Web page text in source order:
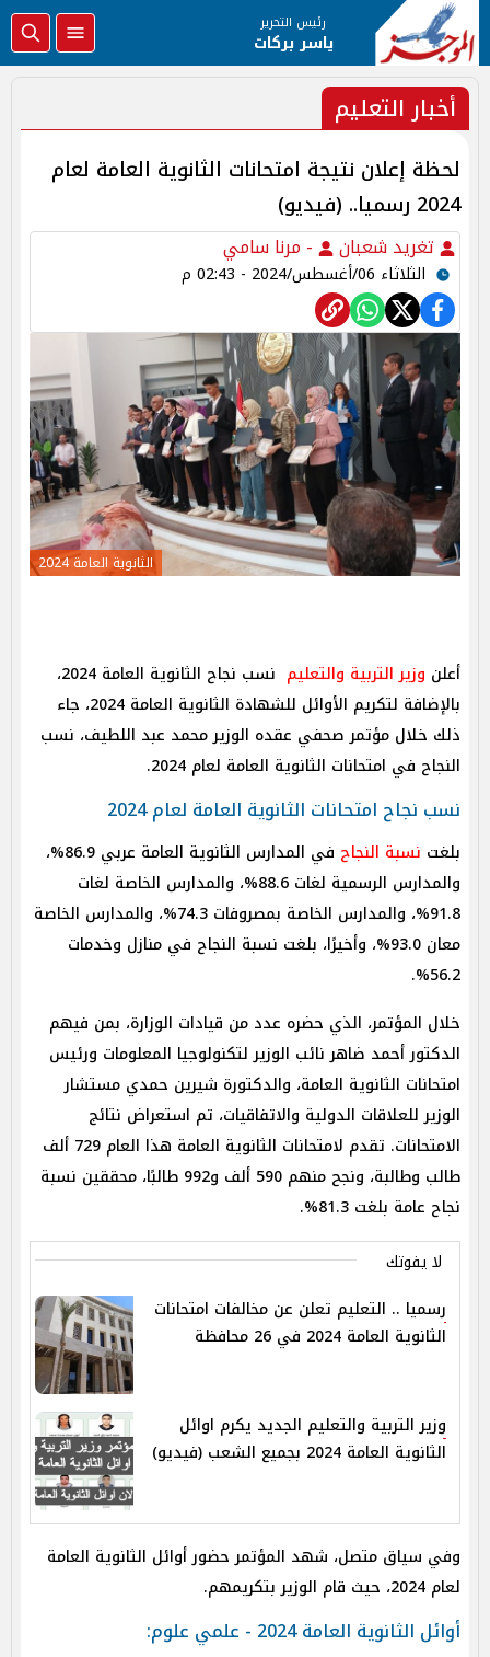
رئيس التحرير
ياسر بركات
أخبار التعليم
لحظة إعلان نتيجة امتحانات الثانوية العامة لعام
2024 رسميا.. (فيديو)
تغريد شعبان - مرنا سامي
الثلاثاء 06/أغسطس/2024 - 02:43 م
الثانوية العامة 2024
أعلن وزير التربية والتعليم
نسب نجاح الثانوية العامة 2024،
بالإضافة لتكريم الأوائل للشهادة الثانوية العامة 2024، جاء
ذلك خلال مؤتمر صحفي عقده الوزير محمد عبد اللطيف، نسب
النجاح في امتحانات الثانوية العامة لعام 2024.
نسب نجاح امتحانات الثانوية العامة لعام 2024
بلغت نسبة النجاح
في المدارس الثانوية العامة عربي 86.9%،
والمدارس الرسمية لغات 88.6%، والمدارس الخاصة لغات
91.8%، والمدارس الخاصة بمصروفات 74.3%، والمدارس الخاصة
معان 93.0%، وأخيرًا، بلغت نسبة النجاح في منازل وخدمات
56.2%.
خلال المؤتمر، الذي حضره عدد من قيادات الوزارة، بمن فيهم
الدكتور أحمد ضاهر نائب الوزير لتكنولوجيا المعلومات ورئيس
امتحانات الثانوية العامة، والدكتورة شيرين حمدي مستشار
الوزير للعلاقات الدولية والاتفاقيات، تم استعراض نتائج
الامتحانات. تقدم لامتحانات الثانوية العامة هذا العام 729 ألف
طالب وطالبة، ونجح منهم 590 ألف و992 طالبًا، محققين نسبة
نجاح عامة بلغت 81.3%.
لا يفوتك
رسميا .. التعليم تعلن عن مخالفات امتحانات
الثانوية العامة 2024 في 26 محافظة
وزير التربية والتعليم الجديد يكرم اوائل
الثانوية العامة 2024 بجميع الشعب (فيديو)
وفي سياق متصل، شهد المؤتمر حضور أوائل الثانوية العامة
لعام 2024، حيث قام الوزير بتكريمهم.
أوائل الثانوية العامة 2024 - علمي علوم: